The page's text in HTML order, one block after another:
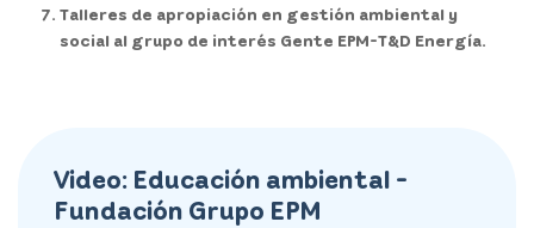
Talleres de apropiación en gestión ambiental y
social al grupo de interés Gente EPM-T&D Energía.
Video: Educación ambiental -
Fundación Grupo EPM